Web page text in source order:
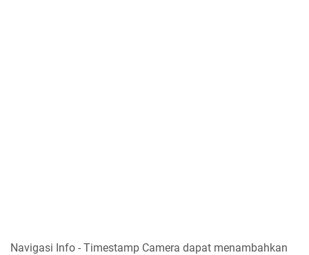
Navigasi Info - Timestamp Camera dapat menambahkan